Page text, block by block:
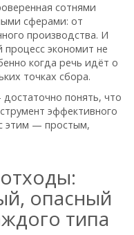
сотнями
сферами: от
производства. И
процесс экономит не
когда речь идёт о
точках сбора.
понять, что
эффективного
этим — простым,
опасный
типа